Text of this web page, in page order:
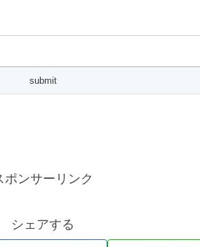
ポンサーリンク
シェアする